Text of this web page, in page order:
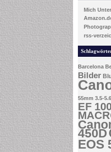
Mich
rss-
Barcelona
Bilder
55mm 3.5-
EF
450D
EOS